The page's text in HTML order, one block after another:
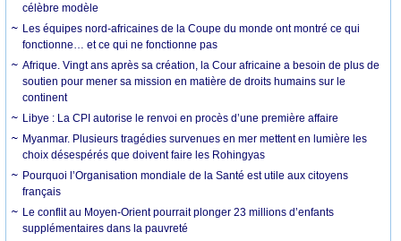
célèbre modèle
Les équipes nord-africaines de la Coupe du monde ont montré ce qui
fonctionne… et ce qui ne fonctionne pas
Afrique. Vingt ans après sa création, la Cour africaine a besoin de plus de
soutien pour mener sa mission en matière de droits humains sur le
continent
Libye : La CPI autorise le renvoi en procès d’une première affaire
Myanmar. Plusieurs tragédies survenues en mer mettent en lumière les
choix désespérés que doivent faire les Rohingyas
Pourquoi l’Organisation mondiale de la Santé est utile aux citoyens
français
Le conflit au Moyen-Orient pourrait plonger 23 millions d’enfants
supplémentaires dans la pauvreté